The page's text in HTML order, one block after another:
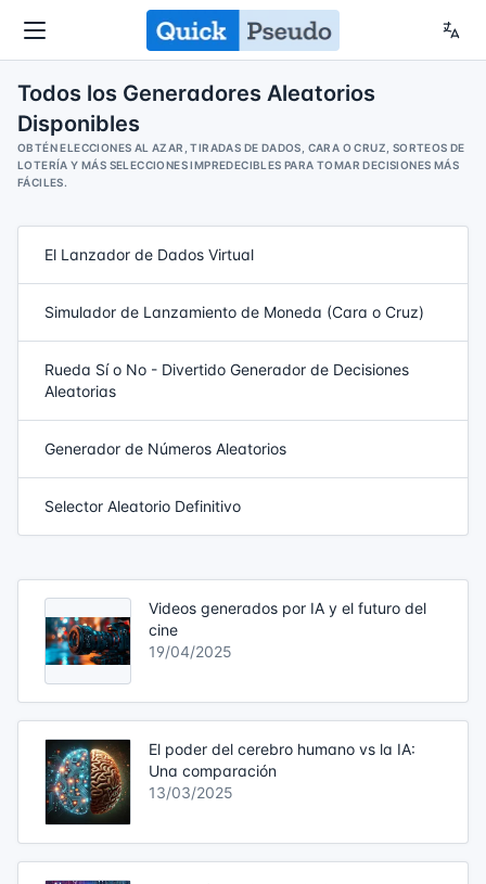
Todos los Generadores Aleatorios
Disponibles
OBTÉN ELECCIONES AL AZAR, TIRADAS DE DADOS, CARA O CRUZ, SORTEOS DE
LOTERÍA Y MÁS SELECCIONES IMPREDECIBLES PARA TOMAR DECISIONES MÁS
FÁCILES.
El Lanzador de Dados Virtual
Simulador de Lanzamiento de Moneda (Cara o Cruz)
Rueda Sí o No - Divertido Generador de Decisiones
Aleatorias
Generador de Números Aleatorios
Selector Aleatorio Definitivo
Videos generados por IA y el futuro del
cine
19/04/2025
El poder del cerebro humano vs la IA:
Una comparación
13/03/2025